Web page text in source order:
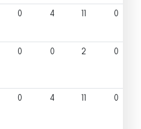
0 4 11 0
0 0 2 0
0 4 11 0